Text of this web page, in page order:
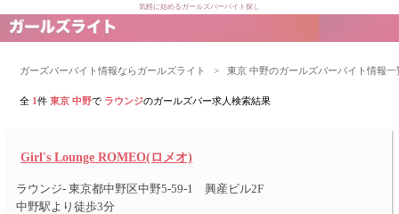
気軽に始めるガールズバーバイト探し
ガーズバーバイト情報ならガールズライト > 東京 中野のガールズバーバイト情報一
全 1件東京 中野で ラウンジのガールズバー求人検索結果
Girl's Lounge ROMEO(ロメオ)
ラウンジ- 東京都中野区中野5-59-1 興産ビル2F
中野駅より徒歩3分